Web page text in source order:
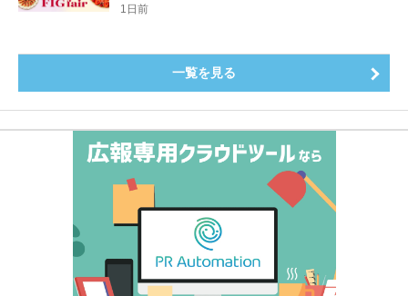
登場8月20日（木）スタート
1日前
一覧を見る